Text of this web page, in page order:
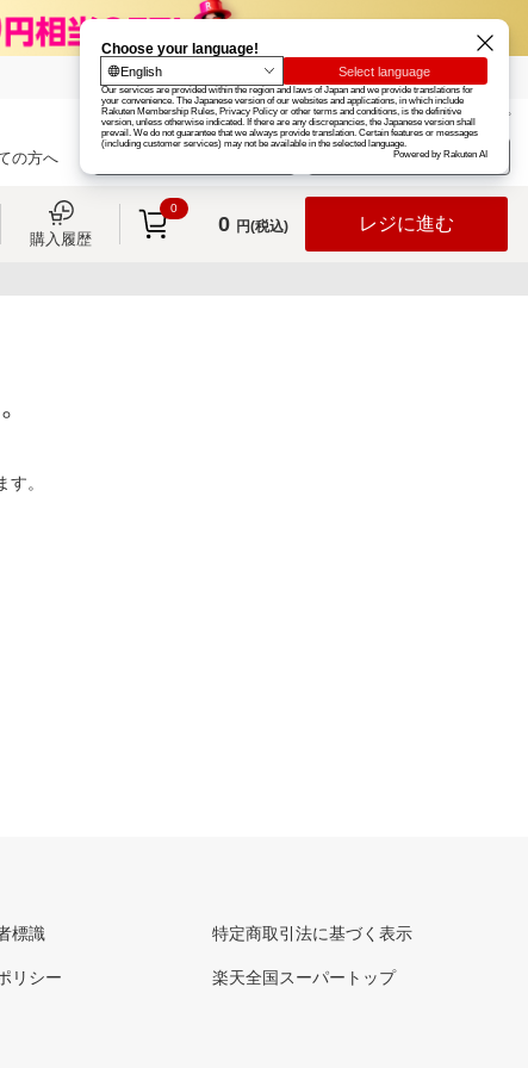
楽天グループ カード
お知らせ ヘルプ
の方へ ログイン
購入履歴
0
0 円(税込) レジに進む
。
標識
リシー
特定商取引法に基づく表示
楽天全国スーパートップ